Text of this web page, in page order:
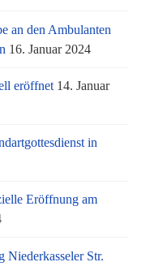
an den Ambulanten
16. Januar 2024
eröffnet 14. Januar
in
Eröffnung am
Niederkasseler Str.